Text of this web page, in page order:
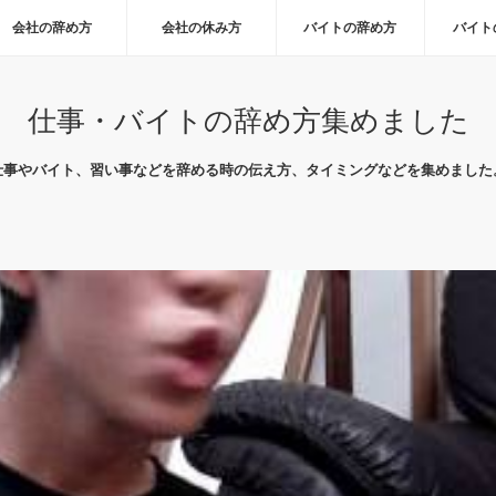
会社の辞め方 会社の休み方 バイトの辞め方 バイト
仕事・バイトの辞め方集めました
事やバイト、習い事などを辞める時の伝え方、タイミングなどを集めました